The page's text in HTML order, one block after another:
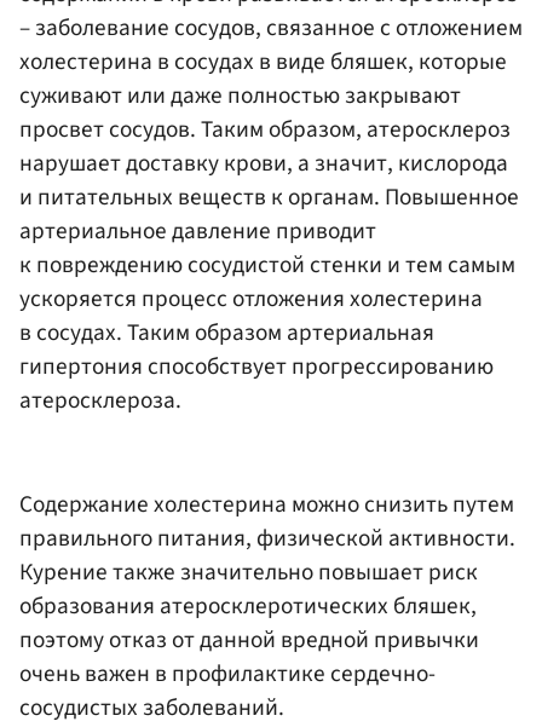
– заболевание сосудов, связанное с отложением
холестерина в сосудах в виде бляшек, которые
суживают или даже полностью закрывают
просвет сосудов. Таким образом, атеросклероз
нарушает доставку крови, а значит, кислорода
и питательных веществ к органам. Повышенное
артериальное давление приводит
к повреждению сосудистой стенки и тем самым
ускоряется процесс отложения холестерина
в сосудах. Таким образом артериальная
гипертония способствует прогрессированию
атеросклероза.
Содержание холестерина можно снизить путем
правильного питания, физической активности.
Курение также значительно повышает риск
образования атеросклеротических бляшек,
поэтому отказ от данной вредной привычки
очень важен в профилактике сердечно-
сосудистых заболеваний.